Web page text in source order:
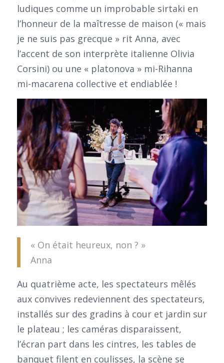
ludiques comme un improbable sirtaki en
l’honneur de la maîtresse de maison (« mais
je ne suis pas grecque » rit Anna, avec
l’accent de son interprète italienne Olivia
Corsini) ou une « platonova » mi-Rihanna
mi-macarena collective et endiablée !
« On était heureux, non ? »
Anna
Au quatrième acte, les spectateurs mêlés
aux convives redeviennent des spectateurs,
installés sur des gradins à cour et jardin sur
le plateau ; les caméras disparaissent,
l’écran part dans les cintres, les tables de
banquet filent en coulisses, la scène se